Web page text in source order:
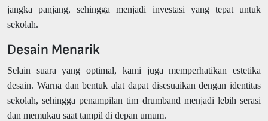
jangka panjang, sehingga menjadi investasi yang tepat untuk
sekolah.
Desain Menarik
Selain suara yang optimal, kami juga memperhatikan estetika
desain. Warna dan bentuk alat dapat disesuaikan dengan identitas
sekolah, sehingga penampilan tim drumband menjadi lebih serasi
dan memukau saat tampil di depan umum.